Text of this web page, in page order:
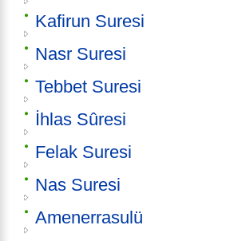
Kafirun Suresi
Nasr Suresi
Tebbet Suresi
İhlas Sûresi
Felak Suresi
Nas Suresi
Amenerrasulü